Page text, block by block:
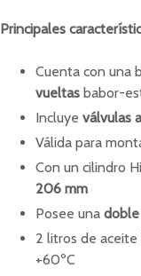
Principales
Cuenta con una
vueltas babor-
Incluye válvulas
Válida para
Con un cilindro
206 mm
Posee una
2 litros de
+60ºC